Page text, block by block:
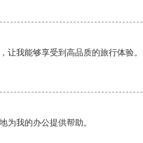
让我能够享受到高品质的旅行体验。
为我的办公提供帮助。